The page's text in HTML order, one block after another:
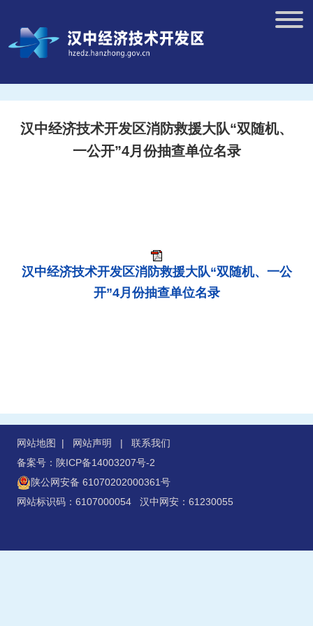
汉中经济技术开发区消防救援大队“双随机、
一公开”4月份抽查单位名录
汉中经济技术开发区消防救援大队“双随机、一公
开”4月份抽查单位名录
网站地图 | 网站声明 | 联系我们
备案号：陕ICP备14003207号-2
陕公网安备 61070202000361号
网站标识码：6107000054 汉中网安：61230055